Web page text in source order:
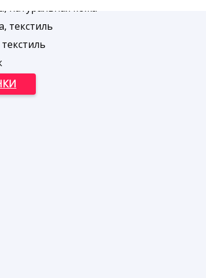
натуральная кожа
текстиль